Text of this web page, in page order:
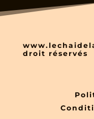
droit réservés